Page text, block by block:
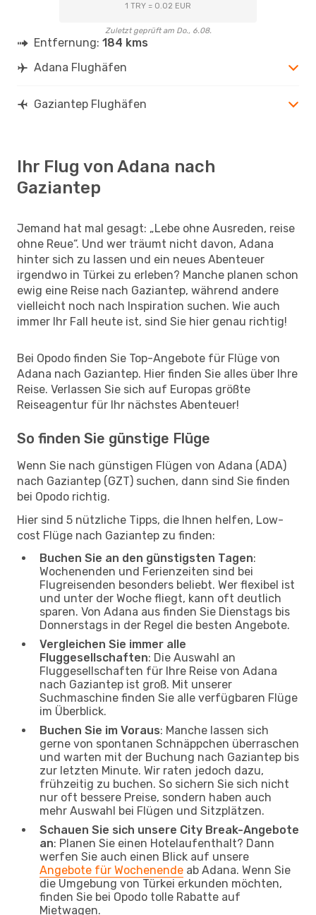
1 TRY = 0.02 EUR
Zuletzt geprüft am Do., 6.08.
Entfernung: 184 kms
Adana Flughäfen
Gaziantep Flughäfen
Ihr Flug von Adana nach
Gaziantep
Jemand hat mal gesagt: „Lebe ohne Ausreden, reise
ohne Reue“. Und wer träumt nicht davon, Adana
hinter sich zu lassen und ein neues Abenteuer
irgendwo in Türkei zu erleben? Manche planen schon
ewig eine Reise nach Gaziantep, während andere
vielleicht noch nach Inspiration suchen. Wie auch
immer Ihr Fall heute ist, sind Sie hier genau richtig!
Bei Opodo finden Sie Top-Angebote für Flüge von
Adana nach Gaziantep. Hier finden Sie alles über Ihre
Reise. Verlassen Sie sich auf Europas größte
Reiseagentur für Ihr nächstes Abenteuer!
So finden Sie günstige Flüge
Wenn Sie nach günstigen Flügen von Adana (ADA)
nach Gaziantep (GZT) suchen, dann sind Sie finden
bei Opodo richtig.
Hier sind 5 nützliche Tipps, die Ihnen helfen, Low-
cost Flüge nach Gaziantep zu finden:
Buchen Sie an den günstigsten Tagen:
Wochenenden und Ferienzeiten sind bei
Flugreisenden besonders beliebt. Wer flexibel ist
und unter der Woche fliegt, kann oft deutlich
sparen. Von Adana aus finden Sie Dienstags bis
Donnerstags in der Regel die besten Angebote.
Vergleichen Sie immer alle
Fluggesellschaften: Die Auswahl an
Fluggesellschaften für Ihre Reise von Adana
nach Gaziantep ist groß. Mit unserer
Suchmaschine finden Sie alle verfügbaren Flüge
im Überblick.
Buchen Sie im Voraus: Manche lassen sich
gerne von spontanen Schnäppchen überraschen
und warten mit der Buchung nach Gaziantep bis
zur letzten Minute. Wir raten jedoch dazu,
frühzeitig zu buchen. So sichern Sie sich nicht
nur oft bessere Preise, sondern haben auch
mehr Auswahl bei Flügen und Sitzplätzen.
Schauen Sie sich unsere City Break-Angebote
an: Planen Sie einen Hotelaufenthalt? Dann
werfen Sie auch einen Blick auf unsere
Angebote für Wochenende ab Adana. Wenn Sie
die Umgebung von Türkei erkunden möchten,
finden Sie bei Opodo tolle Rabatte auf
Mietwagen.